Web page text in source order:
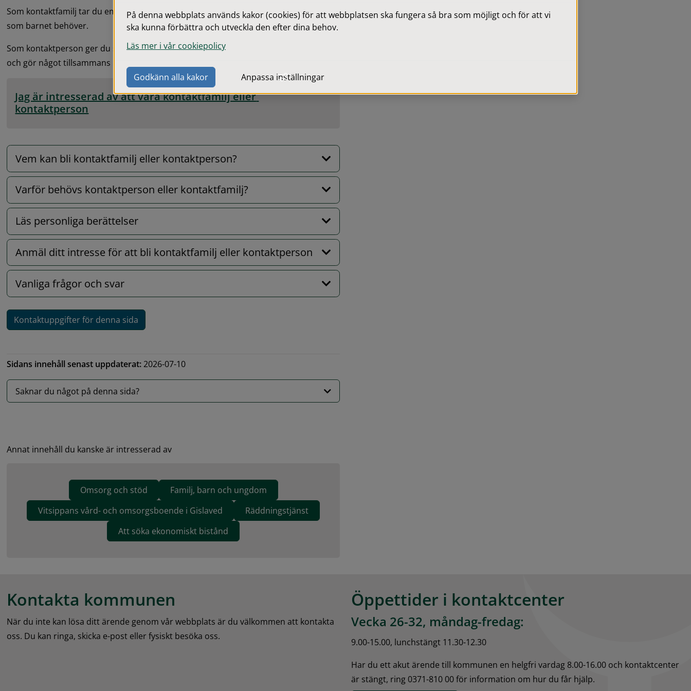
Som kontaktfamilj tar du emot ett barn i ditt hem någon helg i månaden eller så ofta
som barnet behöver.
Som kontaktperson ger du stöd i vardagen till ett barn eller en ungdom. Ni träffas
och gör något tillsammans utanför hemmet, vanligtvis en gång i veckan.
Jag är intresserad av att vara kontaktfamilj eller
kontaktperson
Vem kan bli kontaktfamilj eller kontaktperson?
Varför behövs kontaktperson eller kontaktfamilj?
Läs personliga berättelser
Anmäl ditt intresse för att bli kontaktfamilj eller kontaktperson
Vanliga frågor och svar
Kontaktuppgifter för denna sida
Sidans innehåll senast uppdaterat: 2026-07-10
Saknar du något på denna sida?
Annat innehåll du kanske är intresserad av
Omsorg och stöd
Familj, barn och ungdom
Vitsippans vård- och omsorgsboende i Gislaved
Räddningstjänst
Att söka ekonomiskt bistånd
Kontakta kommunen
När du inte kan lösa ditt ärende genom vår webbplats är du välkommen att kontakta
oss. Du kan ringa, skicka e-post eller fysiskt besöka oss.
Öppettider i kontaktcenter
Vecka 26-32, måndag-fredag:
9.00-15.00, lunchstängt 11.30-12.30
Har du ett akut ärende till kommunen en helgfri vardag 8.00-16.00 och kontaktcenter
är stängt, ring 0371-810 00 för information om hur du får hjälp.
På denna webbplats används kakor (cookies) för att webbplatsen ska fungera så bra som möjligt och för att vi
ska kunna förbättra och utveckla den efter dina behov.
Läs mer i vår cookiepolicy
Godkänn alla kakor Anpassa inställningar